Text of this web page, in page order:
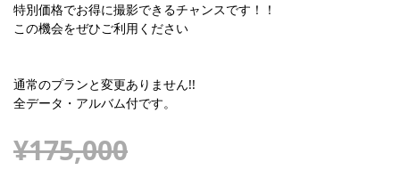
特別価格でお得に撮影できるチャンスです！！
この機会をぜひご利用ください
通常のプランと変更ありません!!
全データ・アルバム付です。
¥175,000